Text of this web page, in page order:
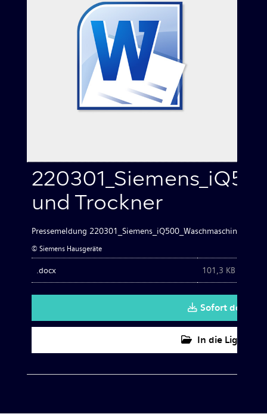
und Trockner
Pressemeldung 220301_Siemens_iQ500_Waschmaschine und
© Siemens Hausgeräte
.docx 101,3 KB
Sofort
In die Lightbox